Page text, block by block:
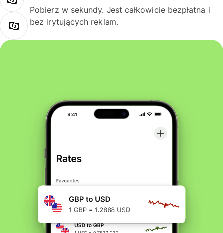
Pobierz w sekundy. Jest całkowicie bezpłatna i
bez irytujących reklam.